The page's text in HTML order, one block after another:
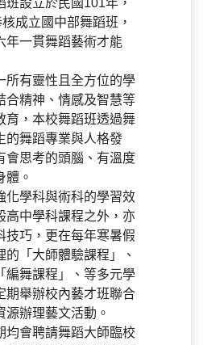
設立於民國101年，
成立國中部舞蹈班，
一貫舞蹈藝術才能
所有靈性且全方位的學
合精神、情感及智慧等
，本校舞蹈班透過舞
的舞蹈專業與人格發
思考的頭腦、有溫度
體。
化學科與術科的學習效
高中學科課程之外，亦
巧，更在每年寒暑假
的「大師體驗課程」、
編舞課程」、等多元學
舉辦校內藝才班聯合
源辦理藝文活動。